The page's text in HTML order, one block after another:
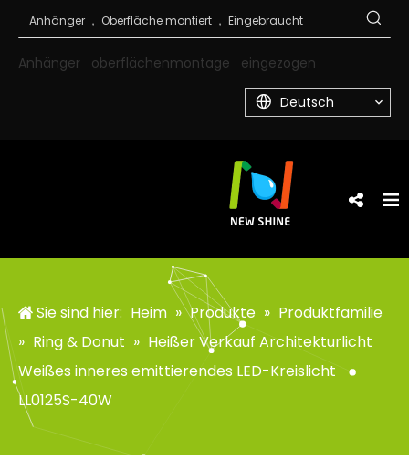
Anhänger oberflächenmontage eingezogen
Deutsch
Sie sind hier: Heim » Produkte » Produktfamilie
» Ring & Donut » Heißer Verkauf Architekturlicht
Weißes inneres emittierendes LED-Kreislicht
LL0125S-40W